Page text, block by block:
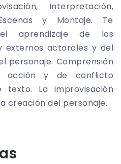
Interpretación,
y Montaje. Te
aprendizaje de los
externos actorales y del
personaje. Comprensión
acción y de conflicto
texto. La improvisación
creación del personaje.